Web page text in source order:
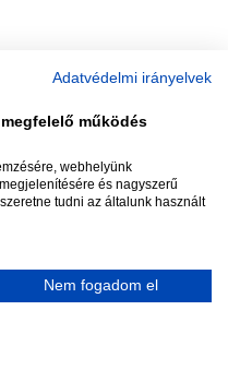
Szerzői jogok
Adatvédelmi irányelvek
működés
webhelyünk
és nagyszerű
tudni az általunk használt
Nem fogadom el